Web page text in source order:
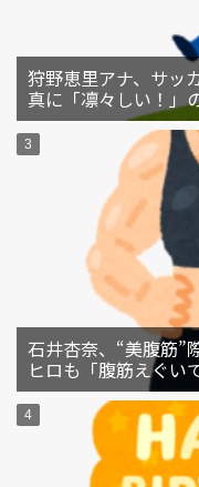
狩野恵里アナ、サッ
真に「凛々しい！」
石井杏奈、“美腹筋”
ヒロも「腹筋えぐい